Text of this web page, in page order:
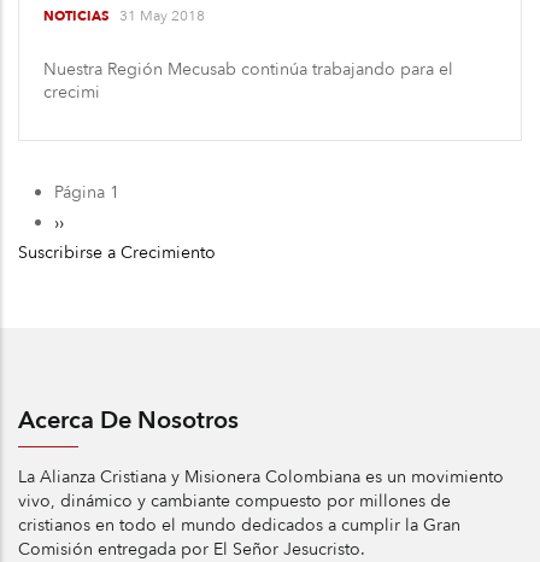
NOTICIAS 31 May 2018
Nuestra Región Mecusab continúa trabajando para el
crecimi
Paginación
Página 1
Siguiente
página
››
Suscribirse a Crecimiento
Acerca De Nosotros
La Alianza Cristiana y Misionera Colombiana es un movimiento
vivo, dinámico y cambiante compuesto por millones de
cristianos en todo el mundo dedicados a cumplir la Gran
Comisión entregada por El Señor Jesucristo.